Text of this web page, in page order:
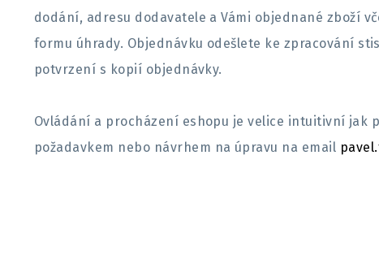
dodání, adresu dodavatele a Vámi objednané zboží
formu úhrady. Objednávku odešlete ke zpracování
potvrzení s kopií objednávky.
Ovládání a procházení eshopu je velice intuitivní jak
požadavkem nebo návrhem na úpravu na email